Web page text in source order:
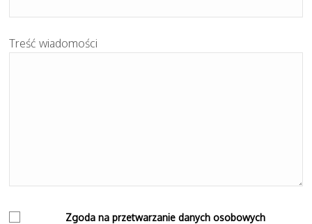
Treść wiadomości
Zgoda na przetwarzanie danych osobowych